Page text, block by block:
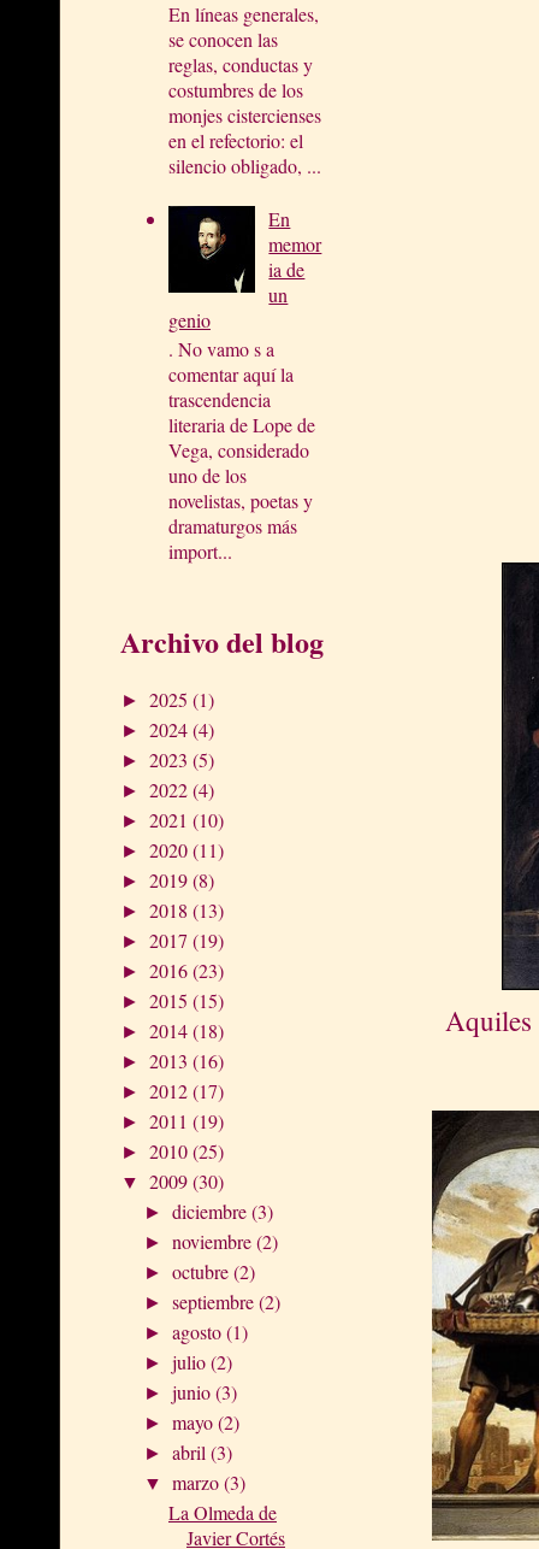
En líneas generales,
se conocen las
reglas, conductas y
costumbres de los
monjes cistercienses
en el refectorio: el
silencio obligado, ...
En
memor
ia de
un
genio
. No vamo s a
comentar aquí la
trascendencia
literaria de Lope de
Vega, considerado
uno de los
novelistas, poetas y
dramaturgos más
import...
Archivo del blog
► 2025 (1)
► 2024(4)
► 2023 (5)
► 2022(4)
► 2021 (10)
► 2020(11)
► 2019(8)
► 2018 (13)
► 2017 (19)
► 2016(23)
► 2015 (15)
► 2014(18)
► 2013 (16)
► 2012(17)
► 2011 (19)
► 2010(25)
▼ 2009(30)
►diciembre(3)
►noviembre(2)
►octubre(2)
►septiembre(2)
►agosto(1)
►julio(2)
►junio(3)
►mayo(2)
►abril(3)
▼marzo(3)
La Olmeda de
Javier Cortés
Aquiles